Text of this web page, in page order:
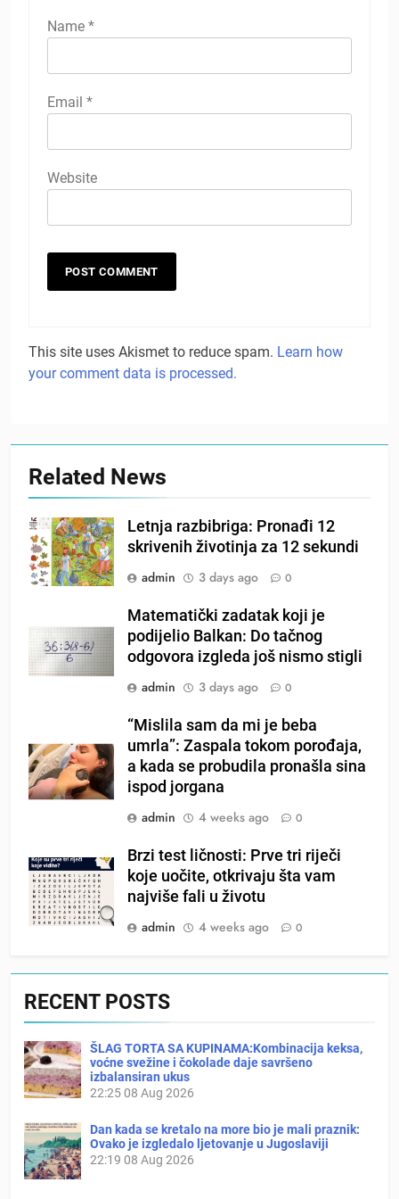
Name *
Email *
Website
This site uses Akismet to reduce spam. Learn how
your comment data is processed.
Related News
Letnja razbibriga: Pronađi 12
skrivenih životinja za 12 sekundi
admin
3 days ago 0
Matematički zadatak koji je
podijelio Balkan: Do tačnog
odgovora izgleda još nismo stigli
admin
3 days ago 0
“Mislila sam da mi je beba
umrla”: Zaspala tokom porođaja,
a kada se probudila pronašla sina
ispod jorgana
admin
4 weeks ago 0
Brzi test ličnosti: Prve tri riječi
koje uočite, otkrivaju šta vam
najviše fali u životu
admin
4 weeks ago 0
RECENT POSTS
ŠLAG TORTA SA KUPINAMA:Kombinacija keksa,
voćne svežine i čokolade daje savršeno
izbalansiran ukus
22:2508 Aug 2026
Dan kada se kretalo na more bio je mali praznik:
Ovako je izgledalo ljetovanje u Jugoslaviji
22:19 08 Aug 2026